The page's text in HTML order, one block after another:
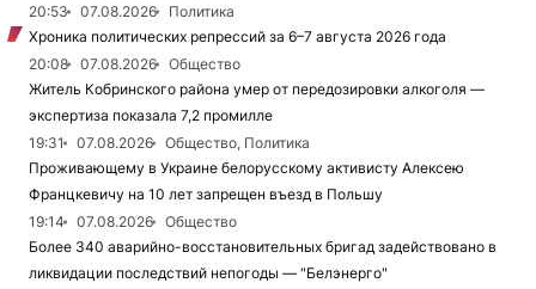
20:53
07.08.2026
Политика
Хроника политических репрессий за 6–7 августа 2026 года
20:08
07.08.2026
Общество
Житель Кобринского района умер от передозировки алкоголя —
экспертиза показала 7,2 промилле
19:31
07.08.2026
Общество, Политика
Проживающему в Украине белорусскому активисту Алексею
Францкевичу на 10 лет запрещен въезд в Польшу
19:14
07.08.2026
Общество
Более 340 аварийно-восстановительных бригад задействовано в
ликвидации последствий непогоды — "Белэнерго"